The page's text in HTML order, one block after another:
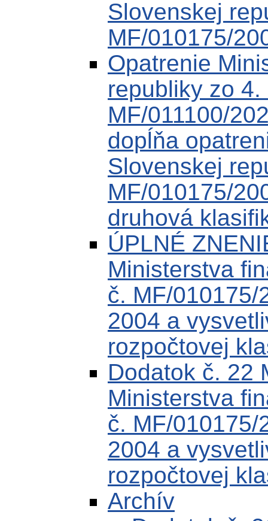
Slovenskej
MF/010175/
Opatrenie
republiky zo
MF/011100/
dopĺňa
Slovenskej
MF/010175/
druhová
ÚPLNÉ
Ministerstva
č. MF/010175/
2004 a
rozpočtovej
Dodatok č. 22
Ministerstva
č. MF/010175/
2004 a
rozpočtovej
Archív